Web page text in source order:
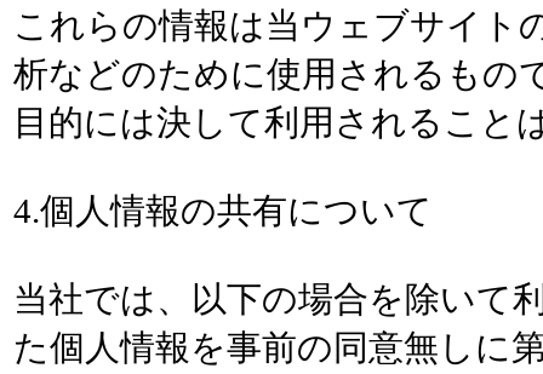
これらの情報は当ウェブサイト
析などのために使用されるもの
目的には決して利用されること
4.個人情報の共有について
当社では、以下の場合を除いて
た個人情報を事前の同意無しに